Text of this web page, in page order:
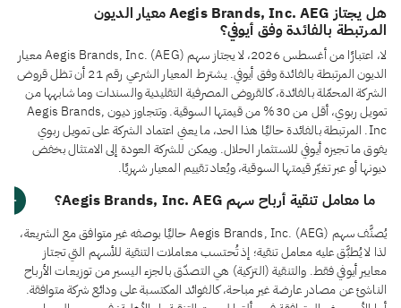
هل يجتاز Aegis Brands, Inc. AEG معيار الديون
المرتبطة بالفائدة وفق أيوفي؟
لا، اعتبارًا من أغسطس 2026، لا يجتاز سهم Aegis Brands, Inc. (AEG) معيار
الديون المرتبطة بالفائدة وفق أيوفي. يشترط المعيار الشرعي رقم 21 أن تظل قروض
الشركة المحمّلة بالفائدة، كالقروض المصرفية التقليدية والسندات وما شابهها من
تمويل ربوي، أقل من 30% من قيمتها السوقية. وتتجاوز ديون Aegis Brands,
Inc. المرتبطة بالفائدة حاليًا هذا الحد، ما يعني اعتماد الشركة على تمويل ربوي
يفوق ما تجيزه أيوفي للاستثمار الحلال. ويمكن للشركة العودة إلى الامتثال بخفض
ديونها أو عبر تغيّر قيمتها السوقية، ويُعاد تقييم المعيار شهريًا.
ما معامل تنقية أرباح سهم Aegis Brands, Inc. AEG؟
يُصنَّف سهم Aegis Brands, Inc. (AEG) حاليًا بوصفه غير متوافق مع الشريعة،
لذا لا يُطبَّق عليه معامل تنقية؛ إذ تُحتسب معاملات التنقية للأسهم التي تجتاز
معايير أيوفي فقط. والتنقية (التزكية) هي التصدّق بالجزء اليسير من توزيعات الأرباح
الناشئ عن مصادر عارضة غير مباحة، كالفوائد المكتسبة على ودائع شركة متوافقة.